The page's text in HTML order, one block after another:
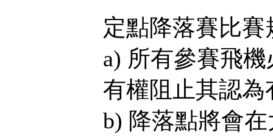
定點降落賽比賽
a) 所有參賽飛
有權阻止其認
b) 降落點將會